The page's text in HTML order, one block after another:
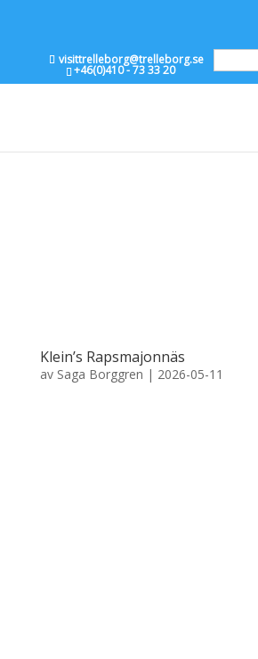
visittrelleborg@trelleborg.se
+46(0)410 - 73 33 20
Klein’s Rapsmajonnäs
av Saga Borggren | 2026-05-11